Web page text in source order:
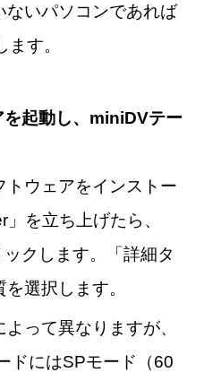
ないパソコンであれば
す。
起動し、miniDVテー
ウェアをインストー
を立ち上げたら、
ックします。「詳細タ
選択します。
って異なりますが、
ドにはSPモード（60